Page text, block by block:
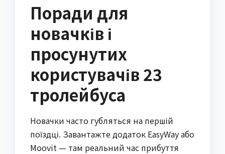
Поради для
новачків і
просунутих
користувачів 23
тролейбуса
Новачки часто губляться на першій
поїздці. Завантажте додаток EasyWay або
Moovit — там реальний час прибуття